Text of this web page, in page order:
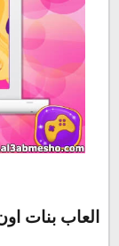
العاب بنات